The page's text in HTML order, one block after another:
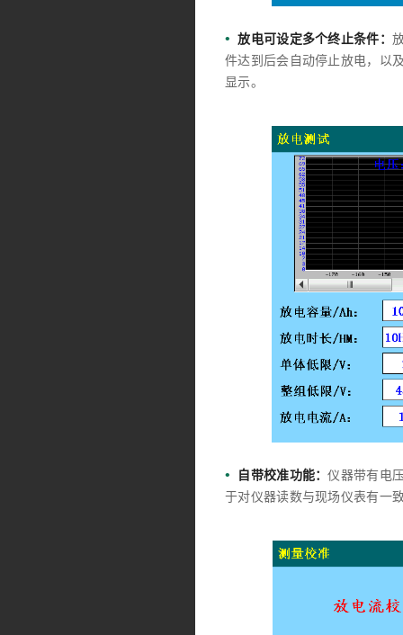
• 放电可设定多个终止条件：
件达到后会自动停止放电，以
显示。
• 自带校准功能：仪器带有电
于对仪器读数与现场仪表有一